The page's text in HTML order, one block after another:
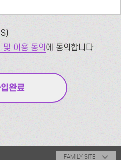
및 이용 동의에 동의합니다.
FAMILY SITE